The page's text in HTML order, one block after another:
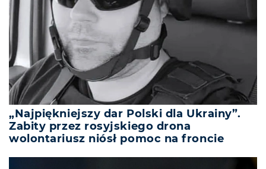
„Najpiękniejszy dar Polski dla Ukrainy”.
Zabity przez rosyjskiego drona
wolontariusz niósł pomoc na froncie